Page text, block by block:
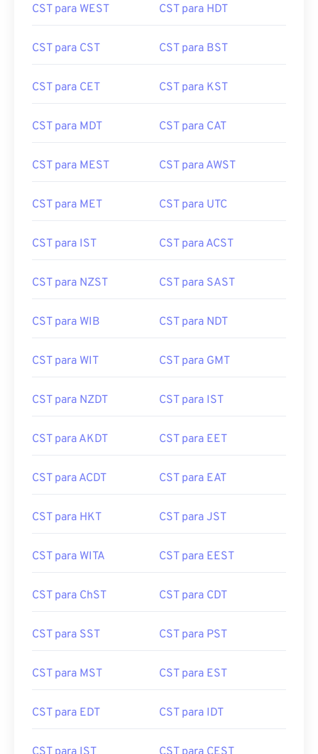
CST para WEST CST para HDT
CST para CST CST para BST
CST para CET CST para KST
CST para MDT CST para CAT
CST para MEST CST para AWST
CST para MET CST para UTC
CST para IST CST para ACST
CST para NZST CST para SAST
CST para WIB CST para NDT
CST para WIT CST para GMT
CST para NZDT CST para IST
CST para AKDT CST para EET
CST para ACDT CST para EAT
CST para HKT CST para JST
CST para WITA CST para EEST
CST para ChST CST para CDT
CST para SST CST para PST
CST para MST CST para EST
CST para EDT CST para IDT